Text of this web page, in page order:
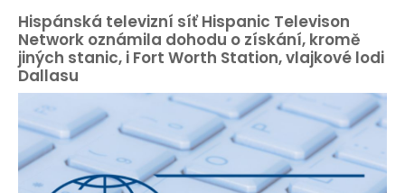
Hispánská televizní síť Hispanic Televison
Network oznámila dohodu o získání, kromě
jiných stanic, i Fort Worth Station, vlajkové lodi
Dallasu